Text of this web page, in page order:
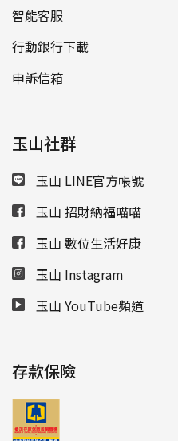
智能客服
行動銀行下載
申訴信箱
玉山社群
玉山 LINE官方帳號
玉山 招財納福喵喵
玉山 數位生活好康
玉山 Instagram
玉山 YouTube頻道
存款保險